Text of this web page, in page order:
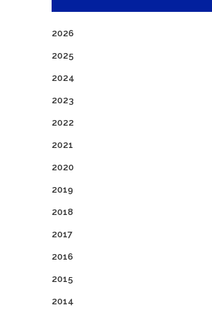
2026
2025
2024
2023
2022
2021
2020
2019
2018
2017
2016
2015
2014